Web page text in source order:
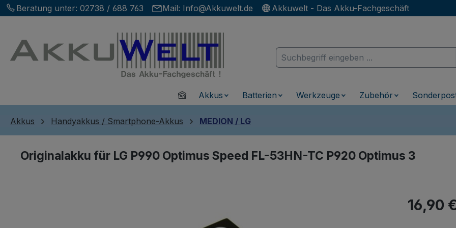
Hauptinhalt springen
Zur Suche springen
Zur Hauptnavigation springen
Beratung unter: 02738 / 688 763 Mail: Info@Akkuwelt.de Akkuwelt - Das Akku-Fachgeschäft
HomeAkkus Batterien Werkzeuge Zubehör
Akkus Handyakkus / Smartphone-Akkus MEDION / LG
Originalakku für LG P990 Optimus Speed FL-53HN-TC P920 Optimus 3
Regulärer
16,90 €